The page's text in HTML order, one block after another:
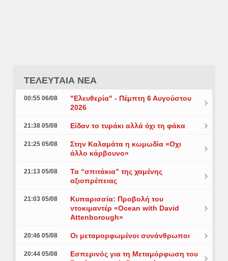
ΤΕΛΕΥΤΑΙΑ ΝΕΑ
00:55 06/08
"Ελευθερία" - Πέμπτη 6 Αυγούστου
2026
21:38 05/08 Είδαν το τυράκι αλλά όχι τη φάκα
21:25 05/08
Στην Καλαμάτα η κωμωδία «Οχι
άλλο κάρβουνο»
21:13 05/08
Τα “σπιτάκια” της χαμένης
αξιοπρέπειας
21:03 05/08
Κυπαρισσία: Προβολή του
ντοκιμαντέρ «Ocean with David
Attenborough»
20:46 05/08 Οι μεταμορφωμένοι συνάνθρωποι
20:44 05/08
Εσπερινός για τη Μεταμόρφωση του